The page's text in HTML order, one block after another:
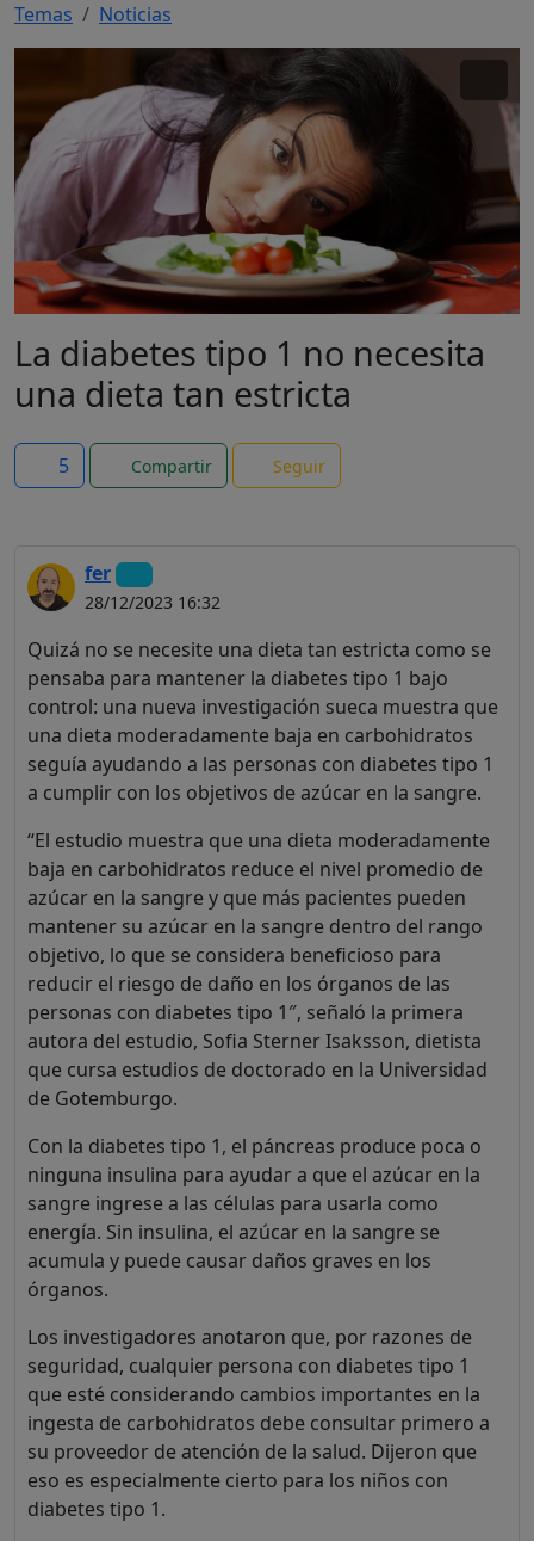
Temas Noticias
La diabetes tipo 1 no necesita
una dieta tan estricta
5 Compartir Seguir
fer
28/12/2023 16:32
Quizá no se necesite una dieta tan estricta como se
pensaba para mantener la diabetes tipo 1 bajo
control: una nueva investigación sueca muestra que
una dieta moderadamente baja en carbohidratos
seguía ayudando a las personas con diabetes tipo 1
a cumplir con los objetivos de azúcar en la sangre.
“El estudio muestra que una dieta moderadamente
baja en carbohidratos reduce el nivel promedio de
azúcar en la sangre y que más pacientes pueden
mantener su azúcar en la sangre dentro del rango
objetivo, lo que se considera beneficioso para
reducir el riesgo de daño en los órganos de las
personas con diabetes tipo 1″, señaló la primera
autora del estudio, Sofia Sterner Isaksson, dietista
que cursa estudios de doctorado en la Universidad
de Gotemburgo.
Con la diabetes tipo 1, el páncreas produce poca o
ninguna insulina para ayudar a que el azúcar en la
sangre ingrese a las células para usarla como
energía. Sin insulina, el azúcar en la sangre se
acumula y puede causar daños graves en los
órganos.
Los investigadores anotaron que, por razones de
seguridad, cualquier persona con diabetes tipo 1
que esté considerando cambios importantes en la
ingesta de carbohidratos debe consultar primero a
su proveedor de atención de la salud. Dijeron que
eso es especialmente cierto para los niños con
diabetes tipo 1.